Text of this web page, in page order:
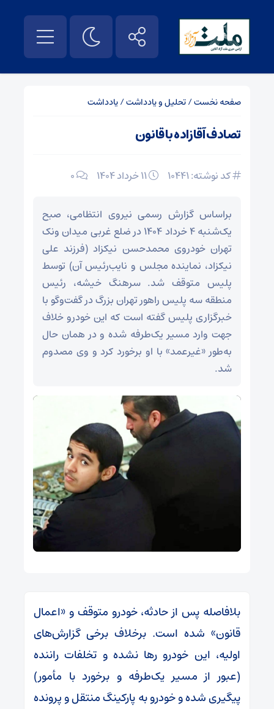
صفحه نخست/تحلیل و یادداشت/یادداشت
تصادف آقازاده با قانون
کد نوشته: 10441 0
براساس گزارش رسمی نیروی انتظامی، صبح
یک‌شنبه ۴ خرداد ۱۴۰۴ در ضلع غربی میدان ونک
تهران خودروی محمدحسن نیکزاد (فرزند علی
نیکزاد، نماینده مجلس و نایب‌رئیس آن) توسط
پلیس متوقف شد. سرهنگ خیشه، رئیس
منطقه سه پلیس راهور تهران بزرگ در گفت‌وگو با
خبرگزاری پلیس گفته است که این خودرو خلاف
جهت وارد مسیر یک‌طرفه شده و در همان حال
به‌طور «غیرعمد» با او برخورد کرد و وی مصدوم
شد.
بلافاصله پس از حادثه، خودرو متوقف و «اعمال
قانون» شده است. برخلاف برخی گزارش‌های
اولیه، این خودرو رها نشده و تخلفات راننده
(عبور از مسیر یک‌طرفه و برخورد با مأمور)
پیگیری شده و خودرو به پارکینگ منتقل و پرونده